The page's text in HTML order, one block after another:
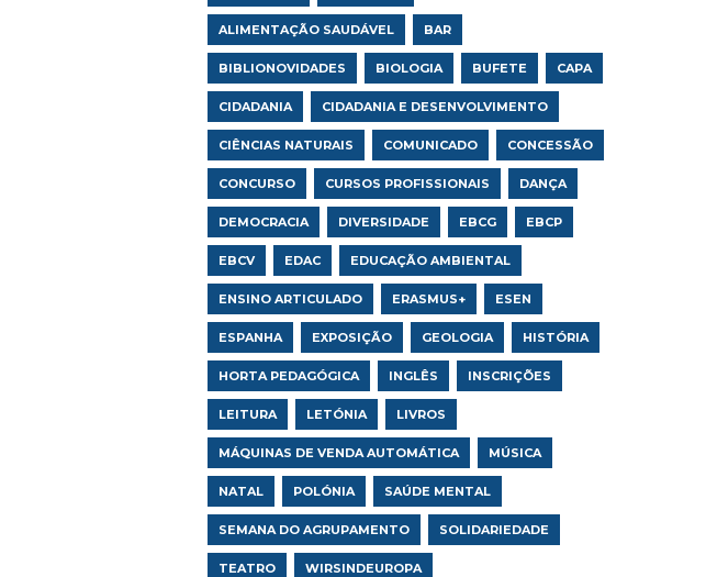
ALIMENTAÇÃO SAUDÁVEL BAR
BIBLIONOVIDADES BIOLOGIA BUFETE CAPA
CIDADANIA CIDADANIA E DESENVOLVIMENTO
CIÊNCIAS NATURAIS COMUNICADO CONCESSÃO
CONCURSO CURSOS PROFISSIONAIS DANÇA
DEMOCRACIA DIVERSIDADE EBCG EBCP
EBCV EDAC EDUCAÇÃO AMBIENTAL
ENSINO ARTICULADO ERASMUS+ ESEN
ESPANHA EXPOSIÇÃO GEOLOGIA HISTÓRIA
HORTA PEDAGÓGICA INGLÊS INSCRIÇÕES
LEITURA LETÓNIA LIVROS
MÁQUINAS DE VENDA AUTOMÁTICA MÚSICA
NATAL POLÓNIA SAÚDE MENTAL
SEMANA DO AGRUPAMENTO SOLIDARIEDADE
TEATRO WIRSINDEUROPA